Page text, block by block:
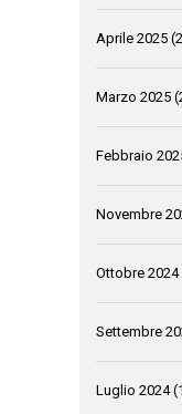
Aprile 2025
Marzo 2025
Febbraio
Novembre
Ottobre 2024
Settembre
Luglio 2024